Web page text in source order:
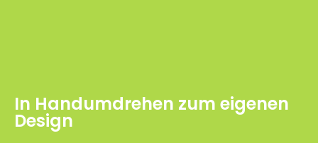
In Handumdrehen zum eigenen
Design